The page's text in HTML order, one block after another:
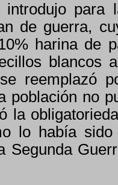
para
de guerra,
harina de
blancos
reemplazó
población no
la
lo había sido
Segunda G